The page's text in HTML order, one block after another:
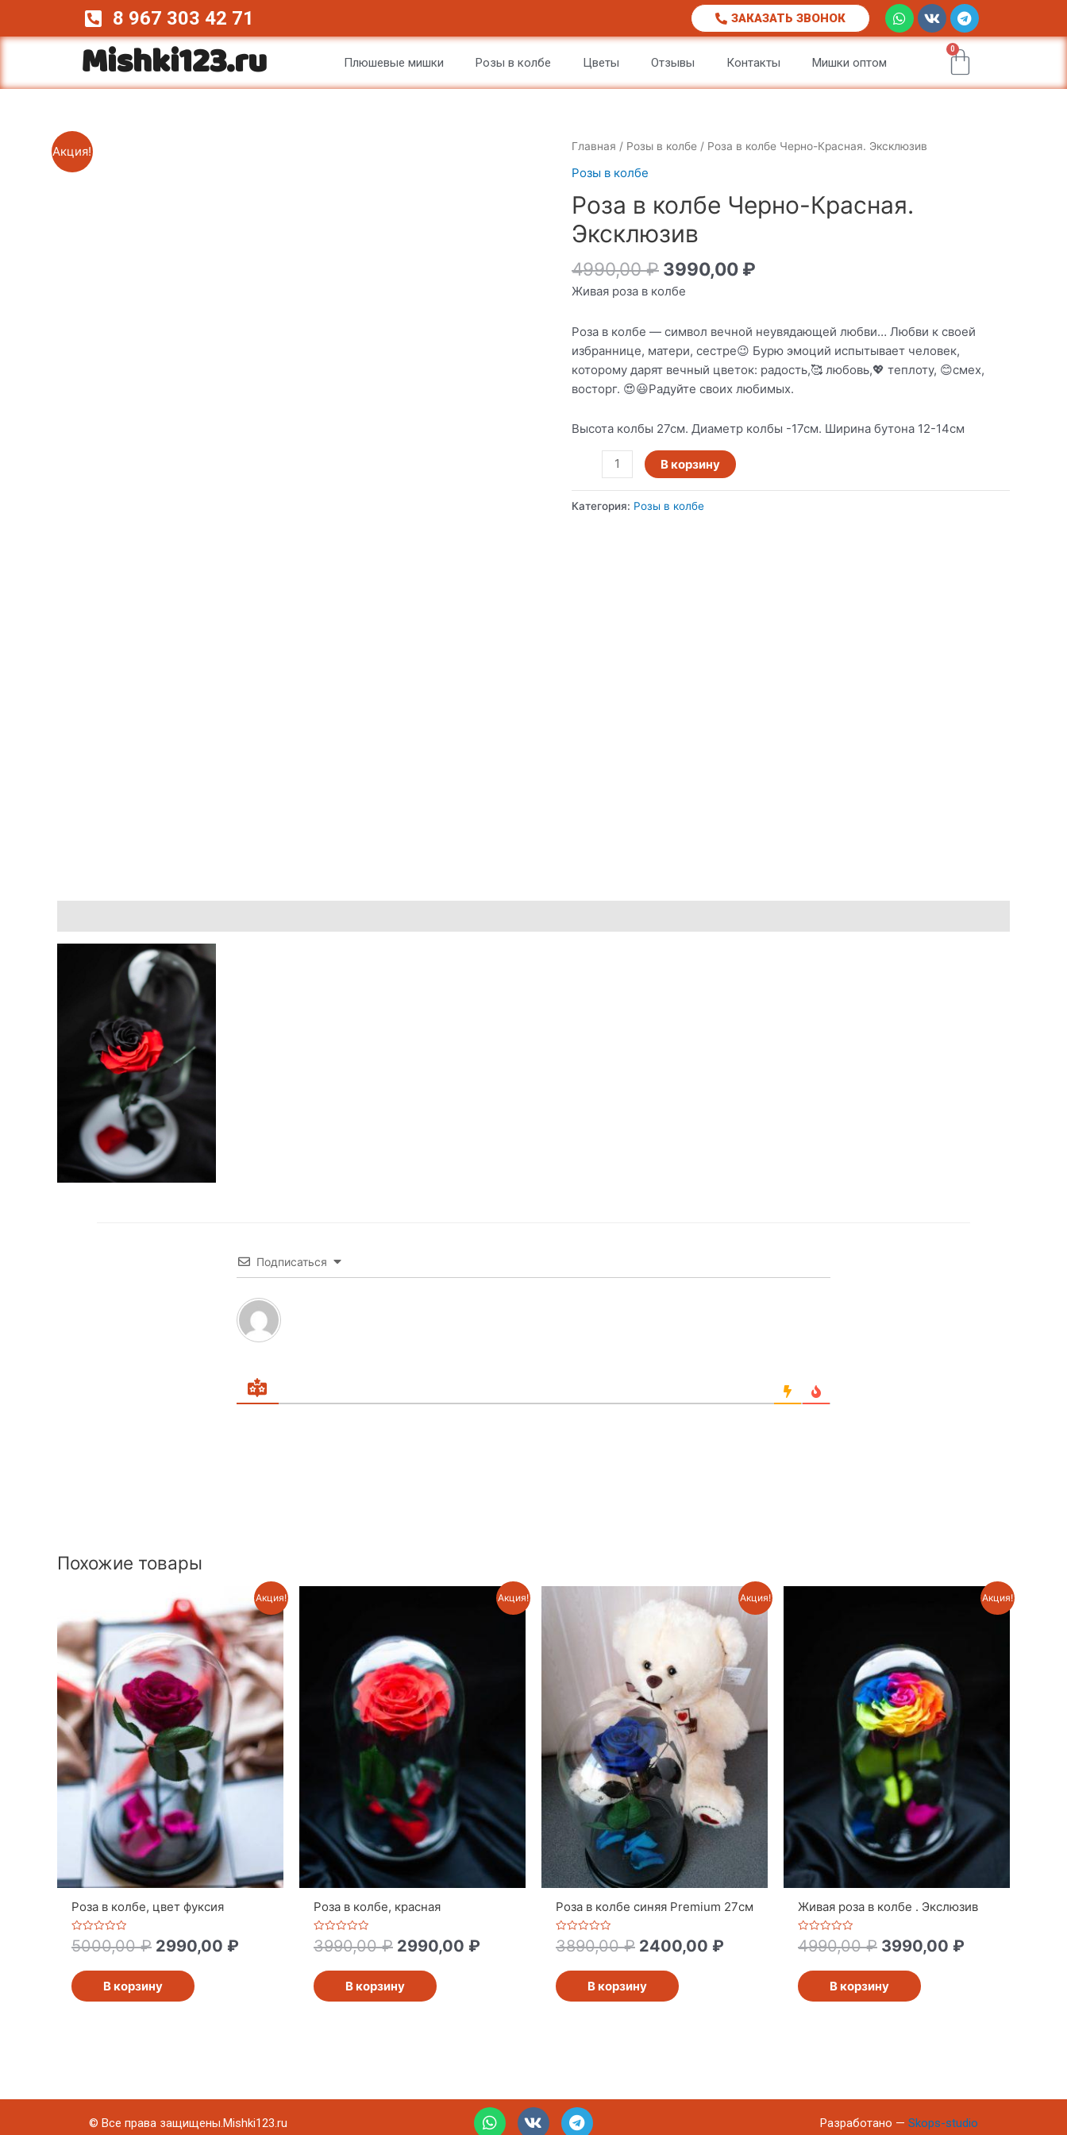
содержимому
8 967 303 42 71 ЗАКАЗАТЬ ЗВОНОК
W
h
a
a
V
k
T
e
l
e
r
Mishki123.ru Плюшевые мишки Розы в колбе Цветы Отзывы Контакты Мишки оптом
0
Акция! Главная / Розы в колбе / Роза в колбе Черно-Красная. Эксклюзив
Розы в колбе
Роза в колбе Черно-Красная.
Эксклюзив
4990,00₽ 3990,00 ₽
Живая роза в колбе
Роза в колбе — символ вечной неувядающей любви… Любви к своей
избраннице, матери, сестре😉 Бурю эмоций испытывает человек,
которому дарят вечный цветок: радость,🥰 любовь,💖 теплоту, 😊смех,
восторг. 😍😃Радуйте своих любимых.
Высота колбы 27см. Диаметр колбы -17см. Ширина бутона 12-14см
Количество
Роза
в
колбе
Черно-
Красная.
Эксклюзив
В корзину
Категория: Розы в колбе
Подписаться
Похожие товары
Акция!
Роза в колбе, цвет фуксия
Оценка
0
5000,00₽ 2990,00 ₽
В корзину
Акция!
Роза в колбе, красная
Оценка
0
3990,00₽ 2990,00 ₽
В корзину
Акция!
Роза в колбе синяя Premium 27см
Оценка
0
3890,00₽ 2400,00 ₽
В корзину
Акция!
Живая роза в колбе . Экслюзив
Оценка
0
4990,00₽ 3990,00 ₽
В корзину
© Все права защищены.Mishki123.ru
W
h
V
k
T
e
Разработано — Skops-studio